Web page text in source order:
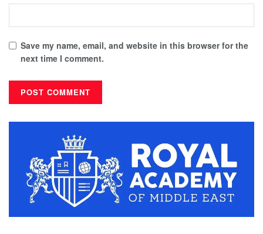
Save my name, email, and website in this browser for the
next time I comment.